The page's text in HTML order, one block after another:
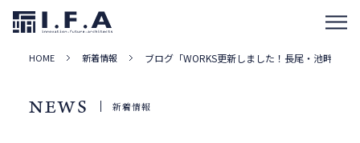
HOME 新着情報 ブログ「WORKS更新しました！長尾・池畔の家
NEWS 新着情報